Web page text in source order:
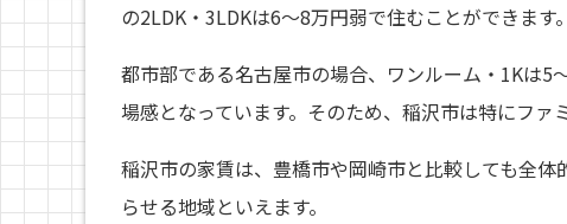
の2LDK・3LDKは6～8万円弱で住むことができます。
都市部である名古屋市の場合、ワンルーム・1Kは5
場感となっています。そのため、稲沢市は特にファ
稲沢市の家賃は、豊橋市や岡崎市と比較しても全
らせる地域といえます。